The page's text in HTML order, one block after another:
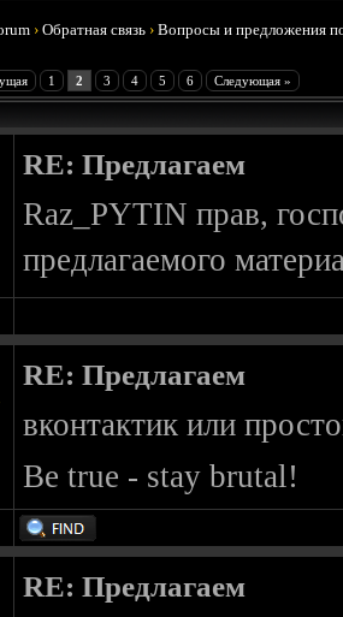
›Обратная связь ›Вопросы и предложения
1 2 3 4 5 6 Следующая »
RE: Предлагаем
Raz_PYTIN прав,
предлагаемого
RE: Предлагаем
вконтактик или
Be true - stay brutal!
RE: Предлагаем